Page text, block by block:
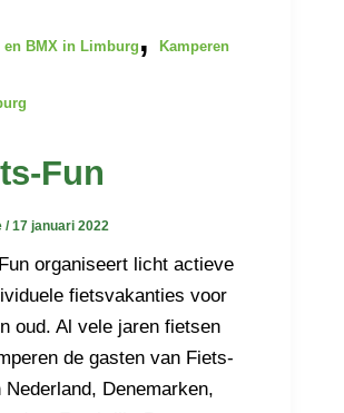
en BMX in Limburg ,Kamperen
Fun
/17 januari 2022
organiseert licht actieve
fietsvakanties voor
oud. Al vele jaren fietsen
de gasten van Fiets-
Nederland, Denemarken,